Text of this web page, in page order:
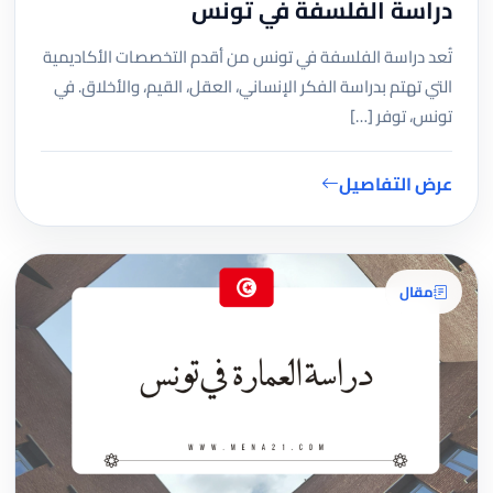
دراسة الفلسفة في تونس
تُعد دراسة الفلسفة في تونس من أقدم التخصصات الأكاديمية
التي تهتم بدراسة الفكر الإنساني، العقل، القيم، والأخلاق. في
تونس، توفر […]
عرض التفاصيل
مقال